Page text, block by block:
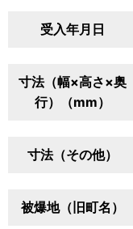
受入年月日
寸法（幅×高さ×奥
行）（mm）
寸法（その他）
被爆地（旧町名）